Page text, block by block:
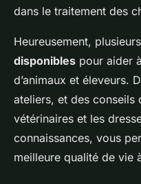
dans le traitement des
Heureusement, plusieurs
disponibles pour aider
d’animaux et éleveurs.
ateliers, et des conseils
vétérinaires et les
connaissances, vous
meilleure qualité de vie